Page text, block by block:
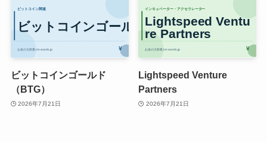
ビットコインゴールド
（BTG）
2026年7月21日
Lightspeed Venture
Partners
2026年7月21日